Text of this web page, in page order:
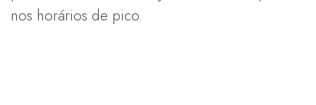
nos horários de pico.